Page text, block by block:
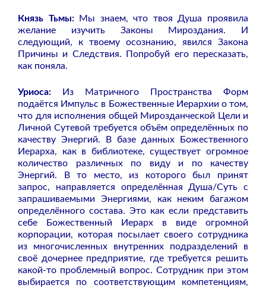
Князь Тьмы:Мы знаем, что твоя Душа проявила
желание изучить Законы Мироздания. И
следующий, к твоему осознанию, явился Закона
Причины и Следствия. Попробуй его пересказать,
как поняла.
Уриоса: Из Матричного Пространства Форм
подаётся Импульс в Божественные Иерархии о том,
что для исполнения общей Мирозданческой Цели и
Личной Сутевой требуется объём определённых по
качеству Энергий. В базе данных Божественного
Иерарха, как в библиотеке, существует огромное
количество различных по виду и по качеству
Энергий. В то место, из которого был принят
запрос, направляется определённая Душа/Суть с
запрашиваемыми Энергиями, как неким багажом
определённого состава. Это как если представить
себе Божественный Иерарх в виде огромной
корпорации, которая посылает своего сотрудника
из многочисленных внутренних подразделений в
своё дочернее предприятие, где требуется решить
какой-то проблемный вопрос. Сотрудник при этом
выбирается по соответствующим компетенциям,